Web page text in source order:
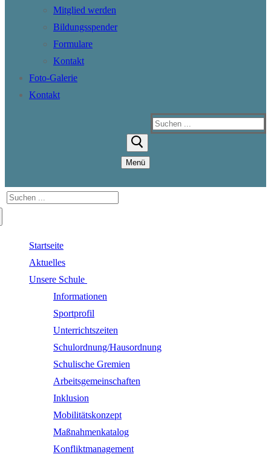
Mitglied werden
Bildungsspender
Formulare
Kontakt
Foto-Galerie
Kontakt
Suchen
Menü
Suchen
Startseite
Aktuelles
Unsere Schule
Informationen
Sportprofil
Unterrichtszeiten
Schulordnung/Hausordnung
Schulische Gremien
Arbeitsgemeinschaften
Inklusion
Mobilitätskonzept
Maßnahmenkatalog
Konfliktmanagement